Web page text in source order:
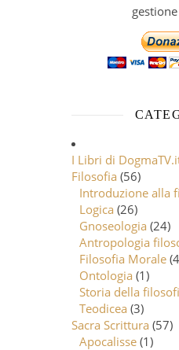
I Libri di
Filosofia (56)
Introduzione alla
Logica (26)
Gnoseologia (24)
Antropologia
Filosofia Morale
Ontologia (1)
Storia della
Teodicea (3)
Sacra Scrittura (57)
Apocalisse (1)